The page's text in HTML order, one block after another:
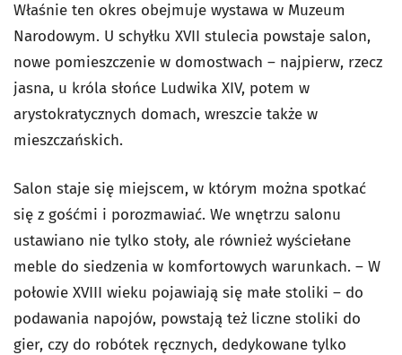
Właśnie ten okres obejmuje wystawa w Muzeum
Narodowym. U schyłku XVII stulecia powstaje salon,
nowe pomieszczenie w domostwach – najpierw, rzecz
jasna, u króla słońce Ludwika XIV, potem w
arystokratycznych domach, wreszcie także w
mieszczańskich.
Salon staje się miejscem, w którym można spotkać
się z gośćmi i porozmawiać. We wnętrzu salonu
ustawiano nie tylko stoły, ale również wyściełane
meble do siedzenia w komfortowych warunkach. – W
połowie XVIII wieku pojawiają się małe stoliki – do
podawania napojów, powstają też liczne stoliki do
gier, czy do robótek ręcznych, dedykowane tylko